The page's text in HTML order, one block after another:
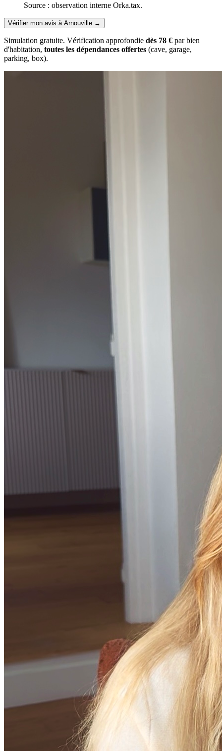
Source : observation interne Orka.tax.
Vérifier mon avis à Arnouville →
Simulation gratuite. Vérification approfondie dès 78 € par bien
d'habitation, toutes les dépendances offertes (cave, garage,
parking, box).